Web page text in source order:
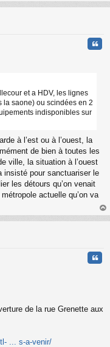
au
et a HDV, les lignes
la saone) ou scindées en 2
indisponibles sur
à l’est ou à l’ouest, la
de bien à toutes les
ville, la situation à l’ouest
insisté pour sanctuariser le
les détours qu’on venait
actuelle qu’on va
au
de la rue Grenette aux
... s-a-venir/